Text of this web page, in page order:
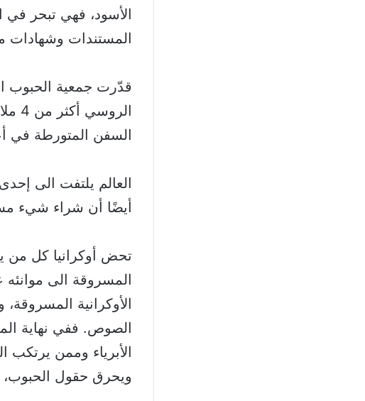
الأسود، فهي تبحر في
المستندات وشهادات
السفن المتورطة في
العالم يلتفت الى
أيضًا أن شراء شيء
تحض أوكرانيا كل من
المسروقة الى
الأوكرانية
الصوص. ففي نهاية
الأبرياء وممن
ويحرق حقول الحبوب،